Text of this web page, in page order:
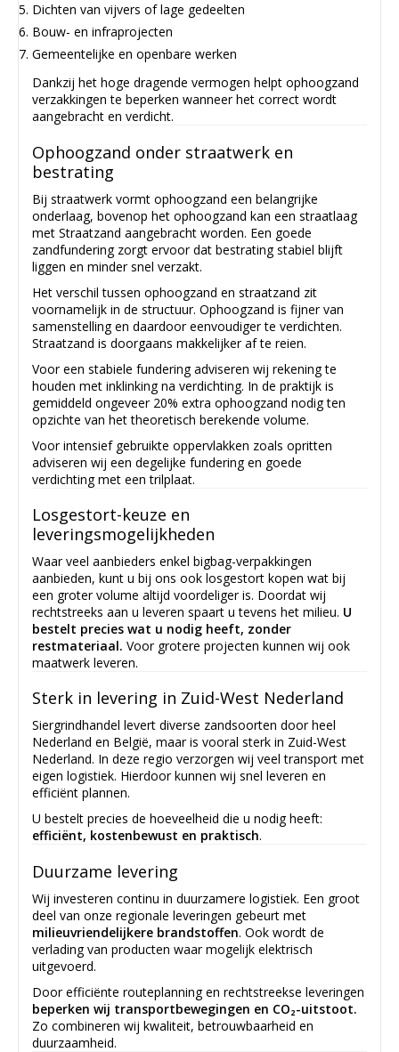
Dichten van vijvers of lage gedeelten
Bouw- en infraprojecten
Gemeentelijke en openbare werken
Dankzij het hoge dragende vermogen helpt ophoogzand
verzakkingen te beperken wanneer het correct wordt
aangebracht en verdicht.
Ophoogzand onder straatwerk en
bestrating
Bij straatwerk vormt ophoogzand een belangrijke
onderlaag, bovenop het ophoogzand kan een straatlaag
met Straatzand aangebracht worden. Een goede
zandfundering zorgt ervoor dat bestrating stabiel blijft
liggen en minder snel verzakt.
Het verschil tussen ophoogzand en straatzand zit
voornamelijk in de structuur. Ophoogzand is fijner van
samenstelling en daardoor eenvoudiger te verdichten.
Straatzand is doorgaans makkelijker af te reien.
Voor een stabiele fundering adviseren wij rekening te
houden met inklinking na verdichting. In de praktijk is
gemiddeld ongeveer 20% extra ophoogzand nodig ten
opzichte van het theoretisch berekende volume.
Voor intensief gebruikte oppervlakken zoals opritten
adviseren wij een degelijke fundering en goede
verdichting met een trilplaat.
Losgestort-keuze en
leveringsmogelijkheden
Waar veel aanbieders enkel bigbag-verpakkingen
aanbieden, kunt u bij ons ook losgestort kopen wat bij
een groter volume altijd voordeliger is. Doordat wij
rechtstreeks aan u leveren spaart u tevens het milieu. U
bestelt precies wat u nodig heeft, zonder
restmateriaal. Voor grotere projecten kunnen wij ook
maatwerk leveren.
Sterk in levering in Zuid-West Nederland
Siergrindhandel levert diverse zandsoorten door heel
Nederland en België, maar is vooral sterk in Zuid-West
Nederland. In deze regio verzorgen wij veel transport met
eigen logistiek. Hierdoor kunnen wij snel leveren en
efficiënt plannen.
U bestelt precies de hoeveelheid die u nodig heeft:
efficiënt, kostenbewust en praktisch.
Duurzame levering
Wij investeren continu in duurzamere logistiek. Een groot
deel van onze regionale leveringen gebeurt met
milieuvriendelijkere brandstoffen. Ook wordt de
verlading van producten waar mogelijk elektrisch
uitgevoerd.
Door efficiënte routeplanning en rechtstreekse leveringen
beperken wij transportbewegingen en CO₂-uitstoot.
Zo combineren wij kwaliteit, betrouwbaarheid en
duurzaamheid.